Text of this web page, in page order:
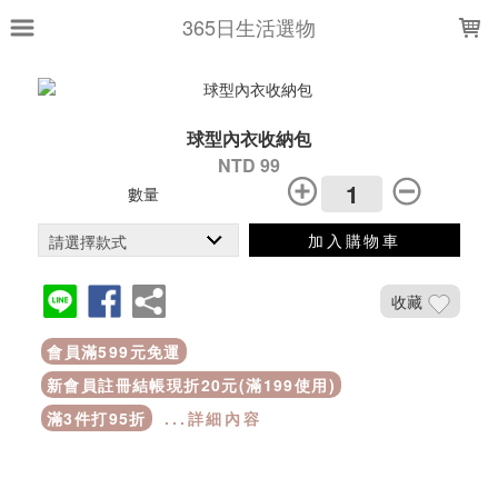
365日生活選物
球型內衣收納包
NTD 99
數量
加入購物車
收藏
會員滿599元免運
新會員註冊結帳現折20元(滿199使用)
滿3件打95折
...詳細內容